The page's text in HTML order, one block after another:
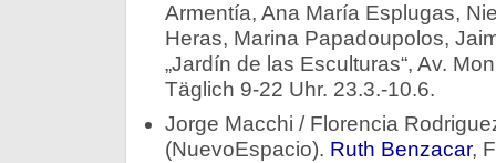
Armentía, Ana María Esplugas,
Heras, Marina Papadoupolos,
„Jardín de las Esculturas“, Av.
Täglich 9-22 Uhr. 23.3.-10.6.
Jorge Macchi / Florencia
(NuevoEspacio). Ruth Benzacar,